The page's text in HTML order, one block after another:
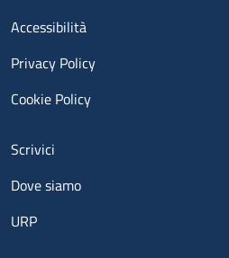
Accessibilità
Privacy Policy
Cookie Policy
Menu contatti
Scrivici
Dove siamo
URP